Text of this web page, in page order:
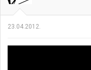
23.04.2012.